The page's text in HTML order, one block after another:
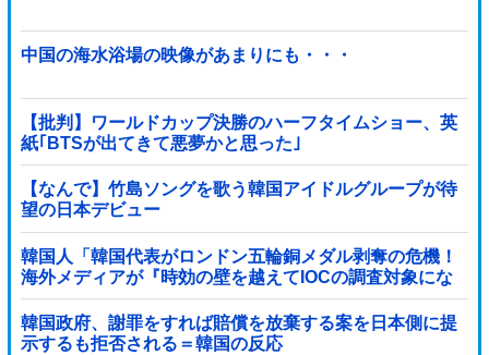
中国の海水浴場の映像があまりにも・・・
【批判】ワールドカップ決勝のハーフタイムショー、英
紙｢BTSが出てきて悪夢かと思った｣
【なんで】竹島ソングを歌う韓国アイドルグループが待
望の日本デビュー
韓国人「韓国代表がロンドン五輪銅メダル剥奪の危機！
海外メディアが『時効の壁を越えてIOCの調査対象にな
り得る』と報道！」
韓国政府、謝罪をすれば賠償を放棄する案を日本側に提
示するも拒否される＝韓国の反応